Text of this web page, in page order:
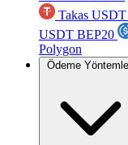
Takas
USDT BEP20
Polygon
Ödeme